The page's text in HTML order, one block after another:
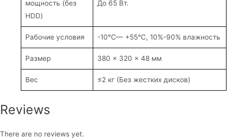
мощность (без
HDD)
До 65 Вт.
Рабочие условия -10°C— +55°C, 10%-90% влажность
Размер 380 × 320 × 48 мм
Вес ≤2 кг (Без жестких дисков)
Reviews
There are no reviews yet.